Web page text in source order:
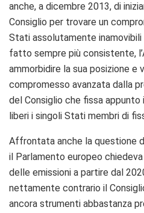
anche, a dicembre 2013, di
Consiglio per trovare un
Stati assolutamente inamovibili
fatto sempre più consistente,
ammorbidire la sua posizione e
compromesso avanzata dalla
del Consiglio che fissa
liberi i singoli Stati membri di
Affrontata anche la questione
il Parlamento europeo
delle emissioni a partire dal
nettamente contrario il
ancora strumenti abbastanza